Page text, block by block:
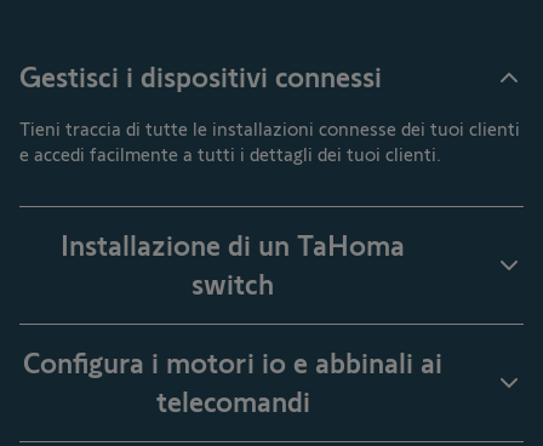
Gestisci i dispositivi connessi
Tieni traccia di tutte le installazioni connesse dei tuoi clienti
e accedi facilmente a tutti i dettagli dei tuoi clienti.
Installazione di un TaHoma
switch
direttamente da smartphone, con o senza i suoi dati.​
Per un'efficienza ancora maggiore, sono disponibili due
modalità di associazione in base al tuo profilo.
Configura i motori io e abbinali ai
telecomandi